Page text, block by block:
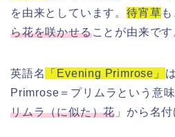
を由来としています。 待宵草
ら花を咲かせることが由来です
英語名 「Evening Primrose」
Primrose＝プリムラという意
リムラ（に似た）花 」から名